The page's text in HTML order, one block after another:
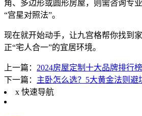
角、多边形或圆形房屋，则需咨询专
“宫星对照法”。
现在就开始动手，让九宫格帮你找到
正“宅人合一”的宜居环境。
上一篇： 2024房屋定制十大品牌排行
下一篇： 主卧怎么选？5大黄金法则避
x 快速导航